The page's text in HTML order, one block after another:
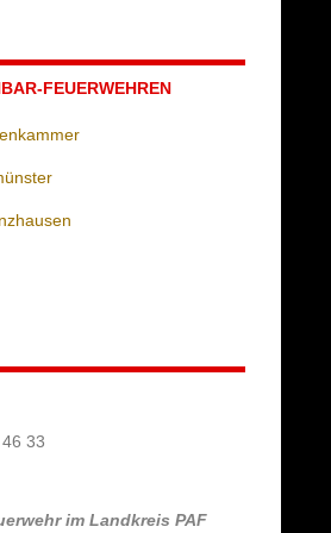
FEUERWEHREN
33
im Landkreis PAF